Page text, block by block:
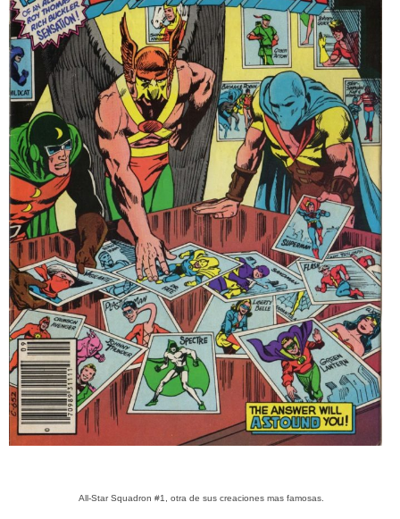
All-Star Squadron #1, otra de sus creaciones mas famosas.